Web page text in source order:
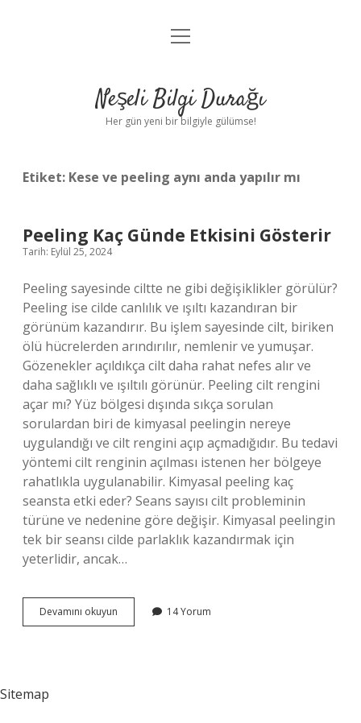
Anasayfa
Yasal Uyarı
menüyü
Neşeli Bilgi Durağı
Her gün yeni bir bilgiyle gülümse!
Etiket: Kese ve peeling aynı anda yapılır mı
Peeling Kaç Günde Etkisini Gösterir
Tarih: Eylül 25, 2024
Peeling sayesinde ciltte ne gibi değişiklikler görülür?
Peeling ise cilde canlılık ve ışıltı kazandıran bir
görünüm kazandırır. Bu işlem sayesinde cilt, biriken
ölü hücrelerden arındırılır, nemlenir ve yumuşar.
Gözenekler açıldıkça cilt daha rahat nefes alır ve
daha sağlıklı ve ışıltılı görünür. Peeling cilt rengini
açar mı? Yüz bölgesi dışında sıkça sorulan
sorulardan biri de kimyasal peelingin nereye
uygulandığı ve cilt rengini açıp açmadığıdır. Bu tedavi
yöntemi cilt renginin açılması istenen her bölgeye
rahatlıkla uygulanabilir. Kimyasal peeling kaç
seansta etki eder? Seans sayısı cilt probleminin
türüne ve nedenine göre değişir. Kimyasal peelingin
tek bir seansı cilde parlaklık kazandırmak için
yeterlidir, ancak…
Devamını okuyun
Kaç
14 Yorum
Sitemap